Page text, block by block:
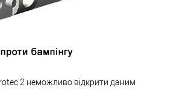
2 неможливо відкрити даним